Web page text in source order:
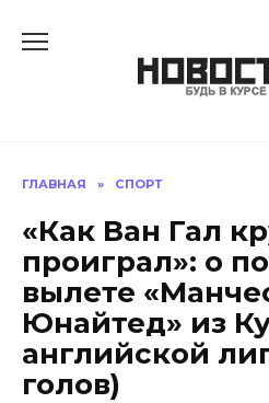
ГЛАВНАЯ » СПОРТ
«Как Ван Гал
проиграл»: о
вылете
Юнайтед» из
английской
голов)